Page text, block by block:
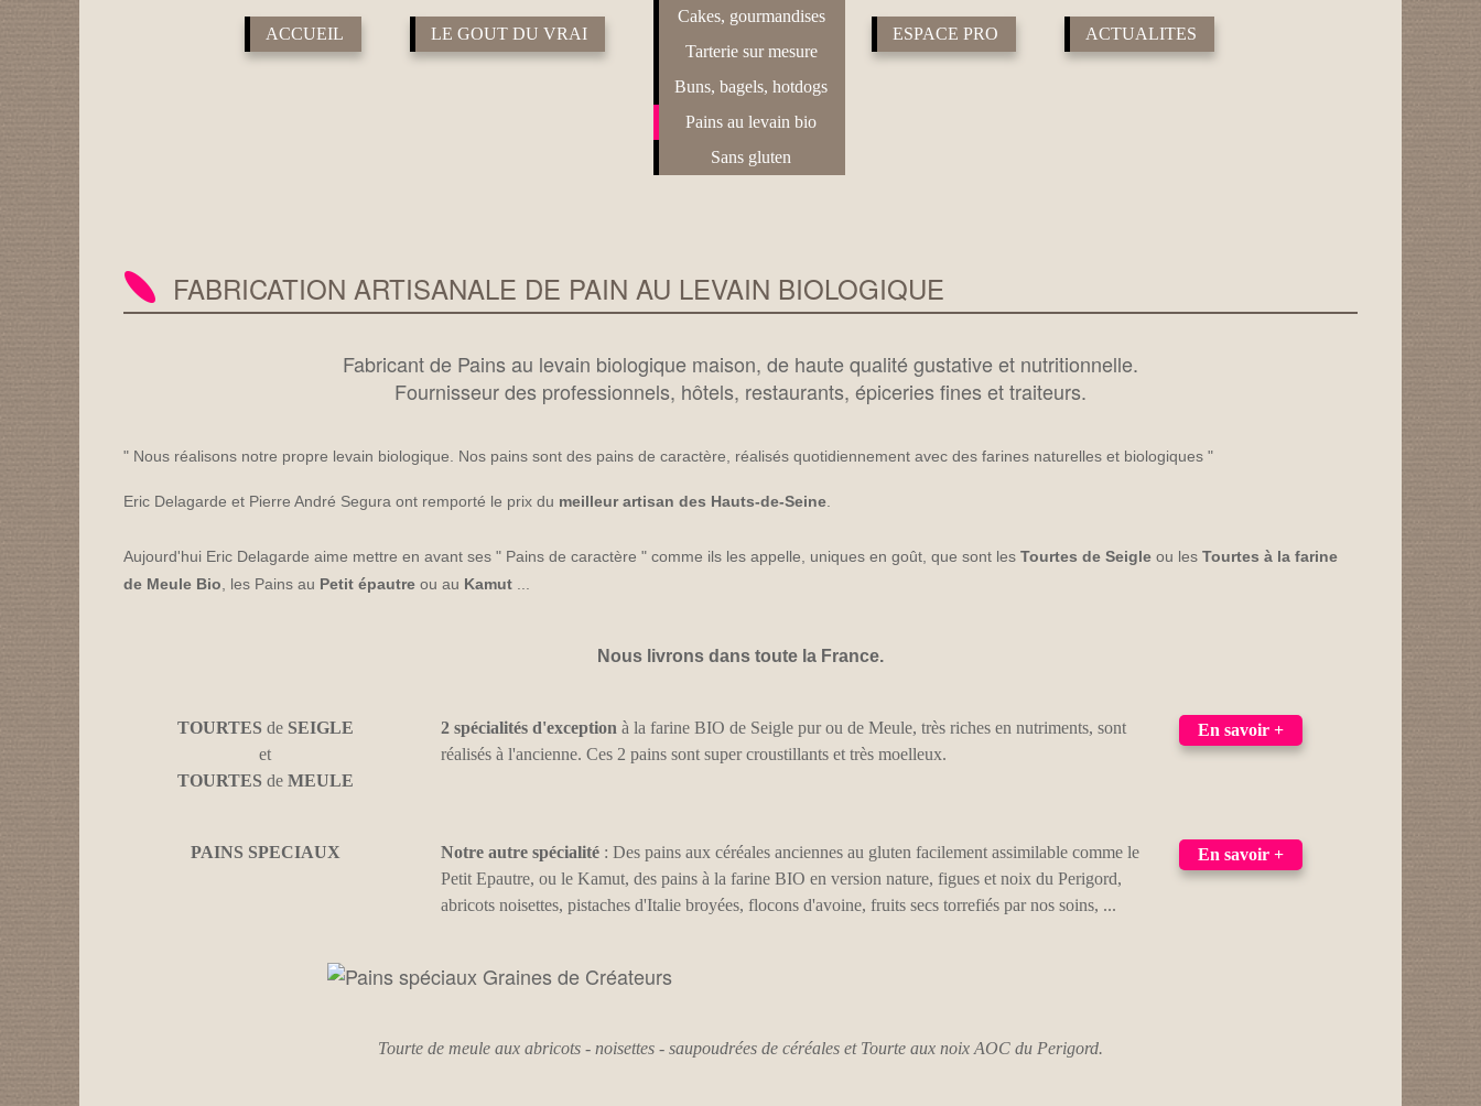
ACCUEIL LE GOUT DU VRAI
Cakes, gourmandises
Tarterie sur mesure
Buns, bagels, hotdogs
Pains au levain bio
Sans gluten
ESPACE PRO ACTUALITES
FABRICATION ARTISANALE DE PAIN AU LEVAIN BIOLOGIQUE
Fabricant de Pains au levain biologique maison, de haute qualité gustative et nutritionnelle.
Fournisseur des professionnels, hôtels, restaurants, épiceries fines et traiteurs.
" Nous réalisons notre propre levain biologique. Nos pains sont des pains de caractère, réalisés quotidiennement avec des farines naturelles et biologiques "
Eric Delagarde et Pierre André Segura ont remporté le prix du meilleur artisan des Hauts-de-Seine.
Aujourd'hui Eric Delagarde aime mettre en avant ses " Pains de caractère " comme ils les appelle, uniques en goût, que sont les Tourtes de Seigle ou les Tourtes à la farine
de Meule Bio, les Pains au Petit épautre ou au Kamut ...
Nous livrons dans toute la France.
TOURTESde SEIGLE
et
TOURTESde MEULE
2 spécialités d'exception à la farine BIO de Seigle pur ou de Meule, très riches en nutriments, sont
réalisés à l'ancienne. Ces 2 pains sont super croustillants et très moelleux.
En savoir +
PAINS SPECIAUX Notre autre spécialité: Des pains aux céréales anciennes au gluten facilement assimilable comme le
Petit Epautre, ou le Kamut, des pains à la farine BIO en version nature, figues et noix du Perigord,
abricots noisettes, pistaches d'Italie broyées, flocons d'avoine, fruits secs torrefiés par nos soins, ...
En savoir +
Tourte de meule aux abricots - noisettes - saupoudrées de céréales et Tourte aux noix AOC du Perigord.